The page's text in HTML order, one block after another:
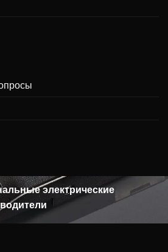
электрические